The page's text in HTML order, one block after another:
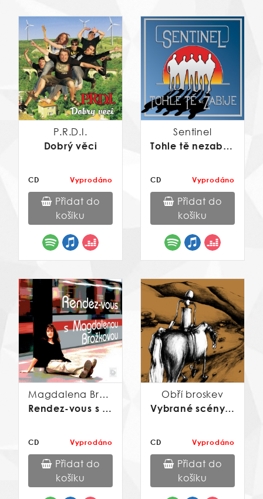
P.R.D.I.
Dobrý věci
CD Vyprodáno
Přidat do
košíku
Sentinel
Tohle tě nezabije
CD Vyprodáno
Přidat do
košíku
Magdalena Brožková
Rendez-vous s Magdalenou Brožkovou
CD Vyprodáno
Přidat do
košíku
Obří broskev
Vybrané scény z dětského snu
CD Vyprodáno
Přidat do
košíku